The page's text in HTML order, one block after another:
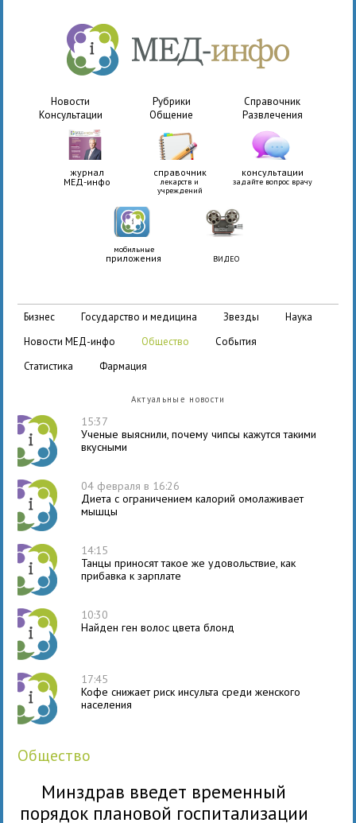
Новости Рубрики
Справочник
Консультации
Общение Развлечения
журнал
МЕД-инфо
справочник
лекарств и
учреждений
консультации
задайте вопрос врачу
мобильные
приложения ВИДЕО
бизнес государство и медицина звезды
наука
новости МЕД-инфо
общество
события
статистика
фармация
Актуальные новости
15:37
Ученые выяснили, почему чипсы кажутся такими
вкусными
04 февраля в 16:26
Диета с ограничением калорий омолаживает
мышцы
14:15
Танцы приносят такое же удовольствие, как
прибавка к зарплате
10:30
Найден ген волос цвета блонд
17:45
Кофе снижает риск инсульта среди женского
населения
общество
Минздрав введет временный
порядок плановой госпитализации